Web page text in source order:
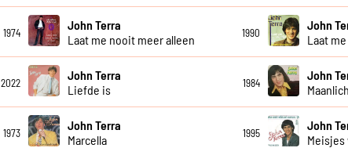
1974
John Terra
Laat me nooit meer alleen
1990
John
Laat
2022
John Terra
Liefde is
1984
John
1973
John Terra
Marcella
1995
John
Meisjes